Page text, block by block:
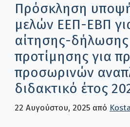
Πρόσκληση
μελών ΕΕΠ-ΕΒΠ
αίτησης-δήλωσης
προτίμησης για
προσωρινών
διδακτικό έτος
22 Αυγούστου, 2025 από